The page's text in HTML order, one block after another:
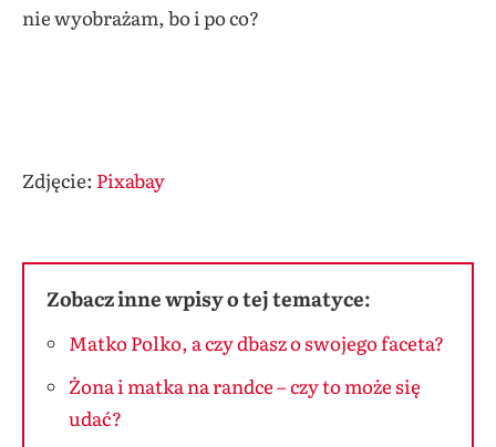
nie wyobrażam, bo i po co?
Zdjęcie: Pixabay
Zobacz inne wpisy o tej tematyce:
Matko Polko, a czy dbasz o swojego faceta?
Żona i matka na randce – czy to może się
udać?